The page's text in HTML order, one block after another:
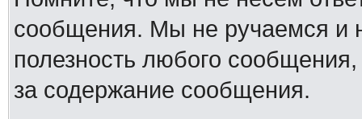
сообщения. Мы не ручаемся и
полезность любого
за содержание сообщения.